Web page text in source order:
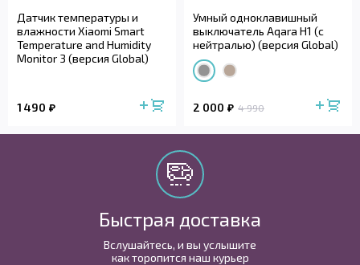
Датчик температуры и
влажности Xiaomi Smart
Temperature and Humidity
Monitor 3 (версия Global)
1 490
Умный одноклавишный
выключатель Aqara H1 (с
нейтралью) (версия Global)
2 000 4 990
Быстрая доставка
Вслушайтесь, и вы услышите
как торопится наш курьер